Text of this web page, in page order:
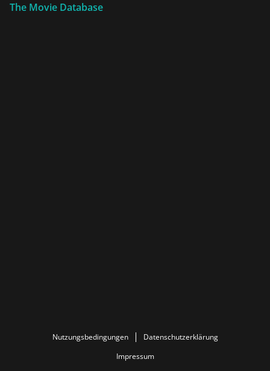
The Movie Database
Nutzungsbedingungen
Datenschutzerklärung
Impressum